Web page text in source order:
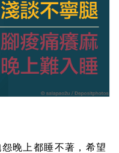
晚上都睡不著，希望